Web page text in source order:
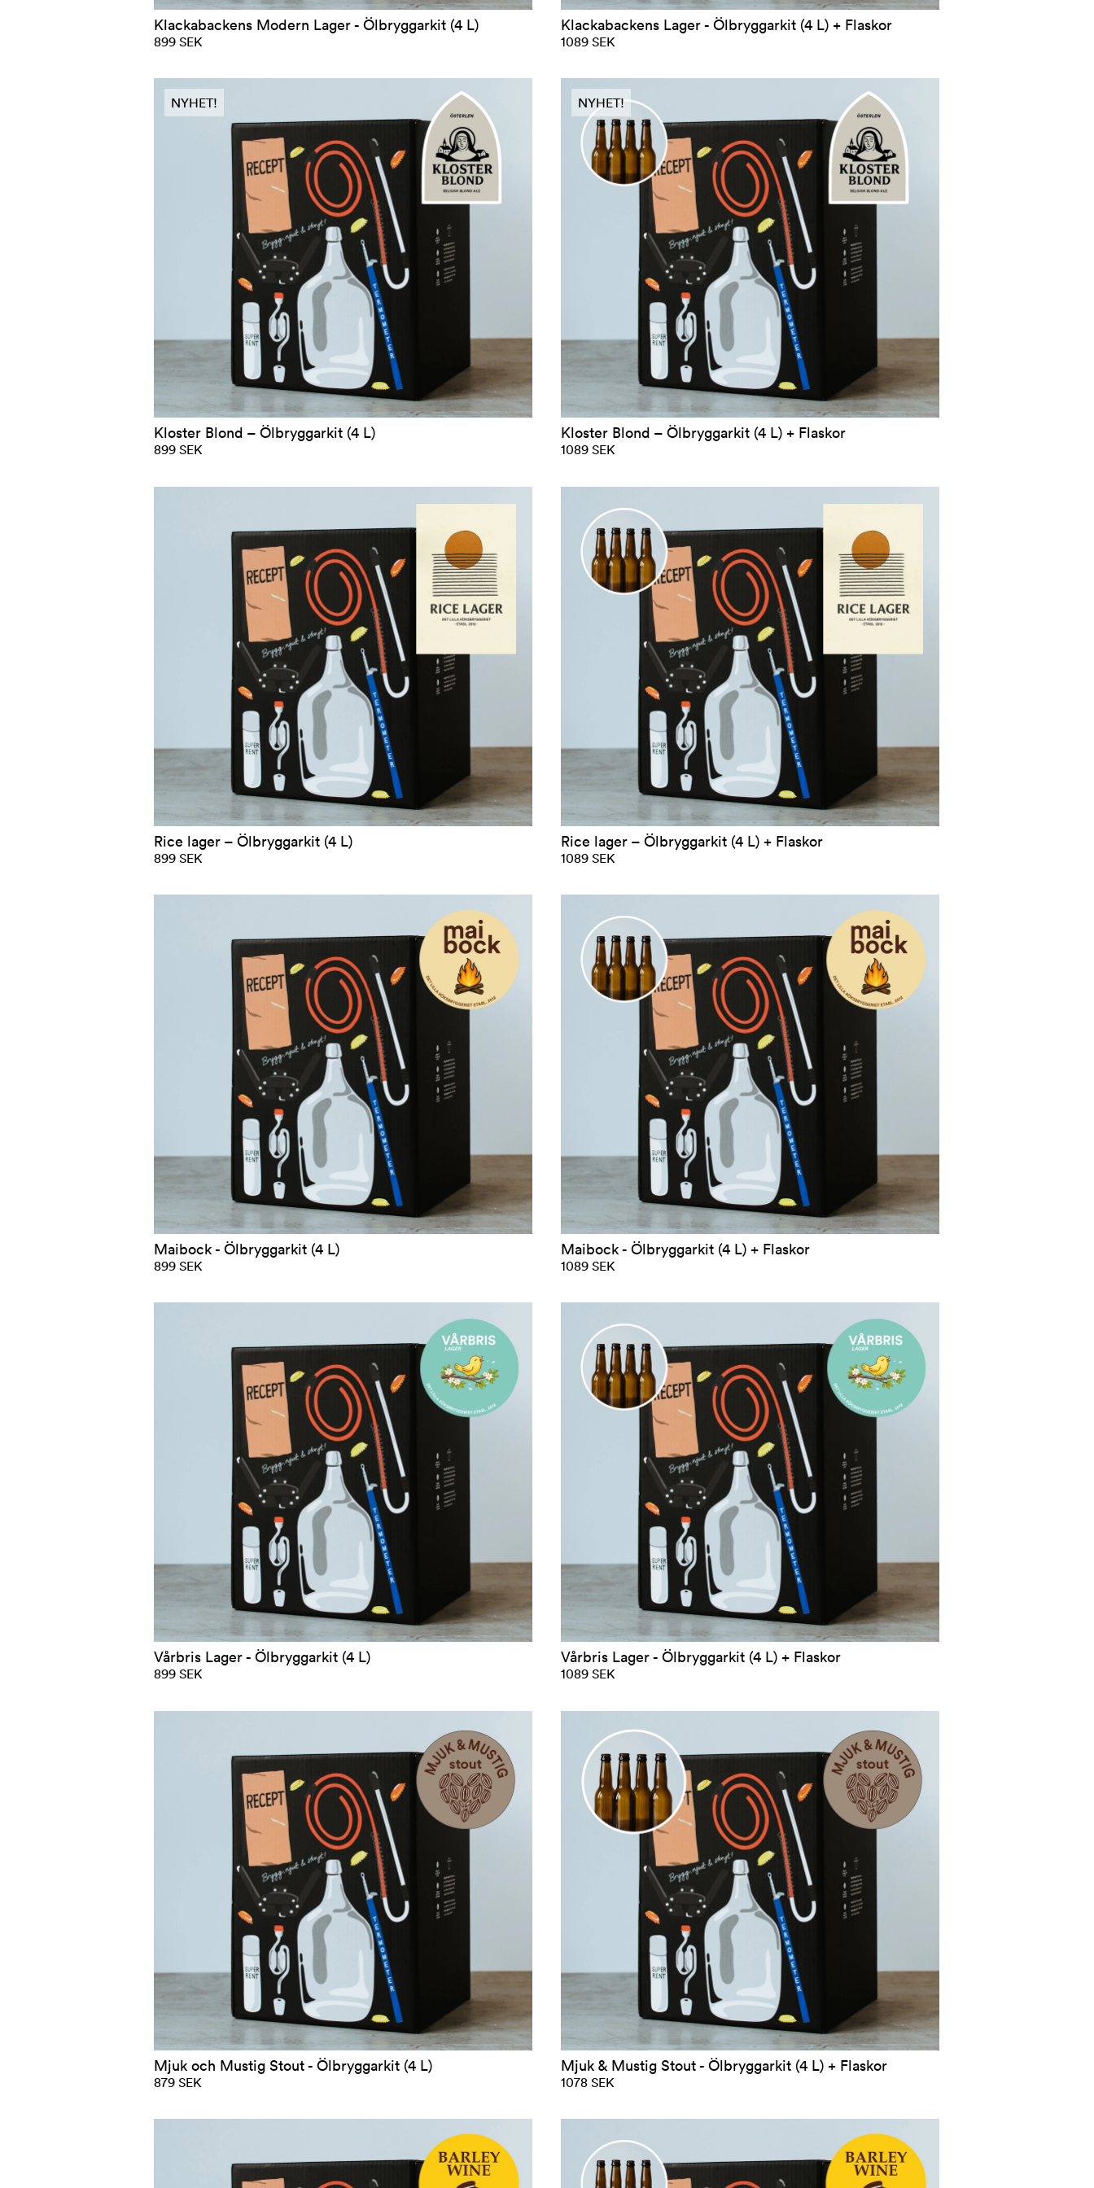
använder.
2. Blanda i torrmalt och koka upp
3. Fortsätt koka med humle
4. Kyl ned och tillsätt jäst
5. Låt jäsa i 14 dagar
6. Kapsylera och tillsätt socker för kolsyra
7. Låt stå i ytterligare 14 dagar
För mer detlajerade instruktioner, kolla inhär!
Klackabackens Modern Lager - Ölbryggarkit (4 L)
899 SEK
Klackabackens Lager - Ölbryggarkit (4 L) + Flaskor
1089 SEK
NYHET!
Kloster Blond – Ölbryggarkit (4 L)
899 SEK
NYHET!
Kloster Blond – Ölbryggarkit (4 L) + Flaskor
1089 SEK
Rice lager – Ölbryggarkit (4 L)
899 SEK
Rice lager – Ölbryggarkit (4 L) + Flaskor
1089 SEK
Maibock - Ölbryggarkit (4 L)
899 SEK
Maibock - Ölbryggarkit (4 L) + Flaskor
1089 SEK
Vårbris Lager - Ölbryggarkit (4 L)
899 SEK
Vårbris Lager - Ölbryggarkit (4 L) + Flaskor
1089 SEK
Mjuk och Mustig Stout - Ölbryggarkit (4 L)
879 SEK
Mjuk & Mustig Stout - Ölbryggarkit (4 L) + Flaskor
1078 SEK